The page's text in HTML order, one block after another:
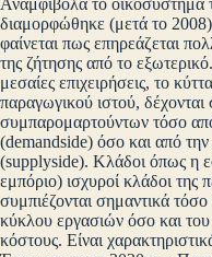
Αναμφίβολα το οικοσύστημα
διαμορφώθηκε (μετά το
φαίνεται πως επηρεάζεται
της ζήτησης από το
μεσαίες επιχειρήσεις, το
παραγωγικού ιστού, δέχονται
συμπαρομαρτούντων τόσο
(demandside) όσο και από
(supplyside). Κλάδοι όπως η
εμπόριο) ισχυροί κλάδοι της
συμπιέζονται σημαντικά
κύκλου εργασιών όσο και
κόστους. Είναι